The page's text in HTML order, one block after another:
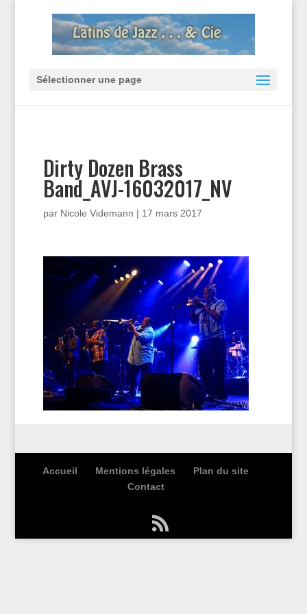
Sélectionner une page
Dirty Dozen Brass
Band_AVJ-16032017_NV
par Nicole Videmann | 17 mars 2017
Accueil Mentions légales
Plan du site
Contact